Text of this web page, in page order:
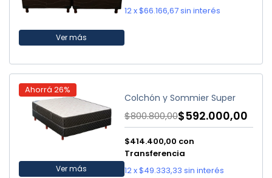
Ver más
12x$66.166,67sin interés
Ahorrá 26%
Ver más
Colchón y Sommier Super
$592.000,00
$800.800,00
$414.400,00 con
Transferencia
12x$49.333,33 sin interés